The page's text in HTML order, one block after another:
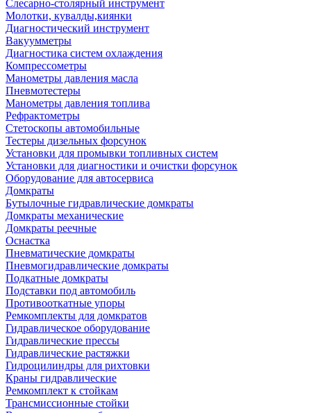
Слесарно-столярный инструмент
Молотки, кувалды,киянки
Диагностический инструмент
Вакуумметры
Диагностика систем охлаждения
Компрессометры
Манометры давления масла
Пневмотестеры
Манометры давления топлива
Рефрактометры
Стетоскопы автомобильные
Тестеры дизельных форсунок
Установки для промывки топливных систем
Установки для диагностики и очистки форсунок
Оборудование для автосервиса
Домкраты
Бутылочные гидравлические домкраты
Домкраты механические
Домкраты реечные
Оснастка
Пневматические домкраты
Пневмогидравлические домкраты
Подкатные домкраты
Подставки под автомобиль
Противооткатные упоры
Ремкомплекты для домкратов
Гидравлическое оборудование
Гидравлические прессы
Гидравлические растяжки
Гидроцилиндры для рихтовки
Краны гидравлические
Ремкомплект к стойкам
Трансмиссионные стойки